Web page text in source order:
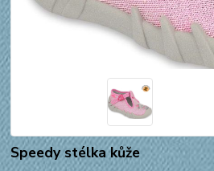
Speedy stélka kůže